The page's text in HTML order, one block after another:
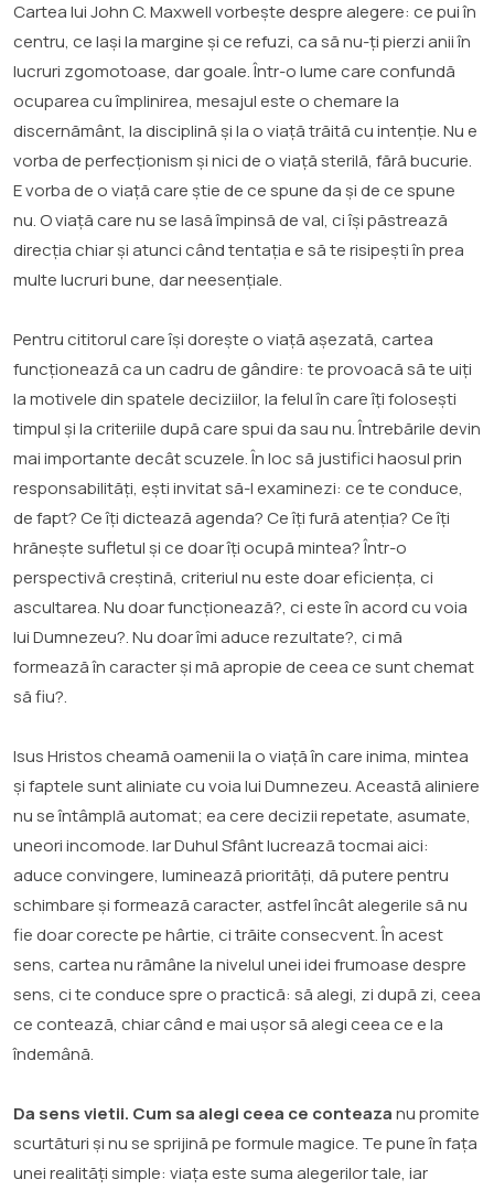
Cartea lui John C. Maxwell vorbește despre alegere: ce pui în
centru, ce lași la margine și ce refuzi, ca să nu-ți pierzi anii în
lucruri zgomotoase, dar goale. Într-o lume care confundă
ocuparea cu împlinirea, mesajul este o chemare la
discernământ, la disciplină și la o viață trăită cu intenție. Nu e
vorba de perfecționism și nici de o viață sterilă, fără bucurie.
E vorba de o viață care știe de ce spune da și de ce spune
nu. O viață care nu se lasă împinsă de val, ci își păstrează
direcția chiar și atunci când tentația e să te risipești în prea
multe lucruri bune, dar neesențiale.
Pentru cititorul care își dorește o viață așezată, cartea
funcționează ca un cadru de gândire: te provoacă să te uiți
la motivele din spatele deciziilor, la felul în care îți folosești
timpul și la criteriile după care spui da sau nu. Întrebările devin
mai importante decât scuzele. În loc să justifici haosul prin
responsabilități, ești invitat să-l examinezi: ce te conduce,
de fapt? Ce îți dictează agenda? Ce îți fură atenția? Ce îți
hrănește sufletul și ce doar îți ocupă mintea? Într-o
perspectivă creștină, criteriul nu este doar eficiența, ci
ascultarea. Nu doar funcționează?, ci este în acord cu voia
lui Dumnezeu?. Nu doar îmi aduce rezultate?, ci mă
formează în caracter și mă apropie de ceea ce sunt chemat
să fiu?.
Isus Hristos cheamă oamenii la o viață în care inima, mintea
și faptele sunt aliniate cu voia lui Dumnezeu. Această aliniere
nu se întâmplă automat; ea cere decizii repetate, asumate,
uneori incomode. Iar Duhul Sfânt lucrează tocmai aici:
aduce convingere, luminează priorități, dă putere pentru
schimbare și formează caracter, astfel încât alegerile să nu
fie doar corecte pe hârtie, ci trăite consecvent. În acest
sens, cartea nu rămâne la nivelul unei idei frumoase despre
sens, ci te conduce spre o practică: să alegi, zi după zi, ceea
ce contează, chiar când e mai ușor să alegi ceea ce e la
îndemână.
Da sens vietii. Cum sa alegi ceea ce conteazanu promite
scurtături și nu se sprijină pe formule magice. Te pune în fața
unei realități simple: viața este suma alegerilor tale, iar